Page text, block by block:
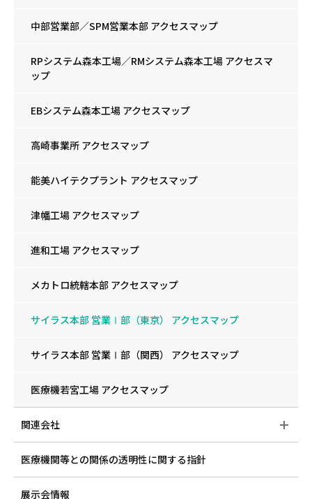
中部営業部／SPM営業本部 アクセスマップ
RPシステム森本工場／RMシステム森本工場 アクセスマ
ップ
EBシステム森本工場 アクセスマップ
高崎事業所 アクセスマップ
能美ハイテクプラント アクセスマップ
津幡工場 アクセスマップ
進和工場 アクセスマップ
メカトロ統轄本部 アクセスマップ
サイラス本部 営業Ⅰ部（東京） アクセスマップ
サイラス本部 営業Ⅰ部（関西） アクセスマップ
医療機若宮工場 アクセスマップ
関連会社
医療機関等との関係の透明性に関する指針
展示会情報